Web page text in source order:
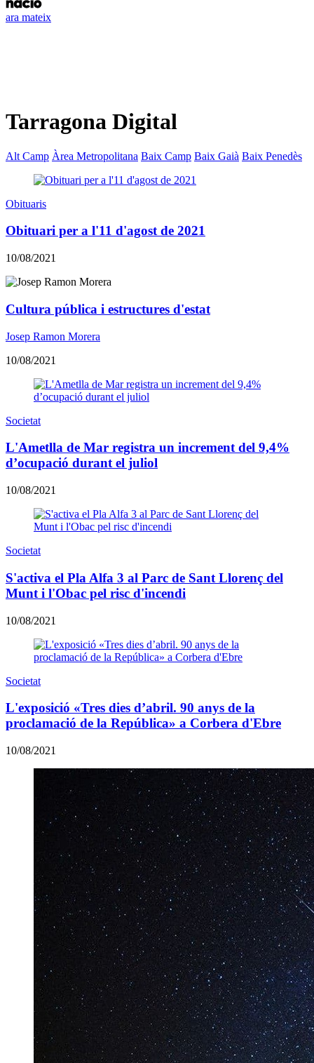
ara mateix
Tarragona Digital
Alt Camp Àrea Metropolitana Baix Camp Baix Gaià Baix Penedès
Obituaris
Obituari per a l'11 d'agost de 2021
10/08/2021
Cultura pública i estructures d'estat
Josep Ramon Morera
10/08/2021
Societat
L'Ametlla de Mar registra un increment del 9,4%
d’ocupació durant el juliol
10/08/2021
Societat
S'activa el Pla Alfa 3 al Parc de Sant Llorenç del
Munt i l'Obac pel risc d'incendi
10/08/2021
Societat
L'exposició «Tres dies d’abril. 90 anys de la
proclamació de la República» a Corbera d'Ebre
10/08/2021